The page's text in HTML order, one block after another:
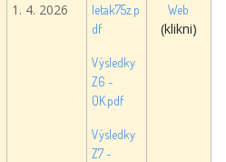
1. 4. 2026
letak75z.p
df
Výsledky
Z6 -
OK.pdf
Výsledky
Z7 -
Web
(klikni)